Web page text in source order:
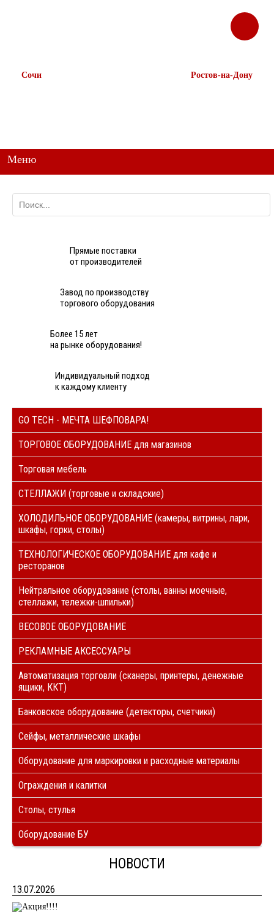
Сочи
ЗАКАЗАТЬ
ЗВОНОК
Ростов-на-Дону
Меню
Прямые поставки
от производителей
Завод по производству
торгового оборудования
Более 15 лет
на рынке оборудования!
Индивидуальный подход
к каждому клиенту
GO TECH - МЕЧТА ШЕФПОВАРА!
ТОРГОВОЕ ОБОРУДОВАНИЕ для магазинов
Торговая мебель
СТЕЛЛАЖИ (торговые и складские)
ХОЛОДИЛЬНОЕ ОБОРУДОВАНИЕ (камеры, витрины, лари,
шкафы, горки, столы)
ТЕХНОЛОГИЧЕСКОЕ ОБОРУДОВАНИЕ для кафе и
ресторанов
Нейтральное оборудование (столы, ванны моечные,
стеллажи, тележки-шпильки)
ВЕСОВОЕ ОБОРУДОВАНИЕ
РЕКЛАМНЫЕ АКСЕССУАРЫ
Автоматизация торговли (сканеры, принтеры, денежные
ящики, ККТ)
Банковское оборудование (детекторы, счетчики)
Сейфы, металлические шкафы
Оборудование для маркировки и расходные материалы
Ограждения и калитки
Столы, стулья
Оборудование БУ
НОВОСТИ
13.07.2026